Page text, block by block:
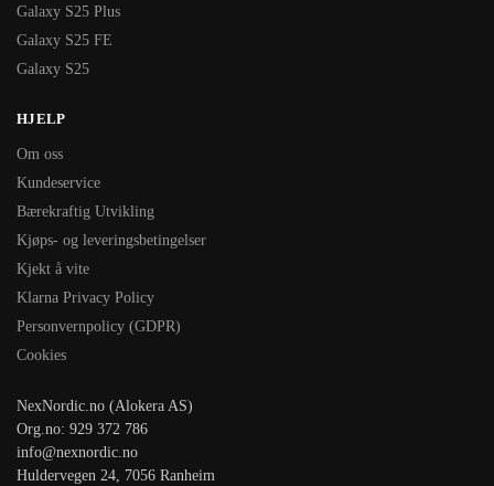
Galaxy S25 Plus
Galaxy S25 FE
Galaxy S25
HJELP
Om oss
Kundeservice
Bærekraftig Utvikling
Kjøps- og leveringsbetingelser
Kjekt å vite
Klarna Privacy Policy
Personvernpolicy (GDPR)
Cookies
NexNordic.no (Alokera AS)
Org.no: 929 372 786
info@nexnordic.no
Huldervegen 24, 7056 Ranheim